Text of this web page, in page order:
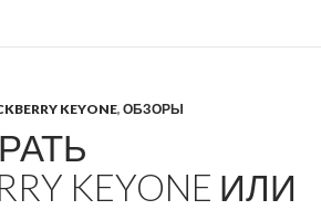
KEYONE, ОБЗОРЫ
KEYONE ИЛИ